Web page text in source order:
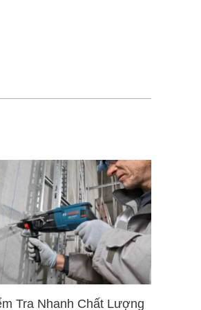
Tra Nhanh Chất Lượng